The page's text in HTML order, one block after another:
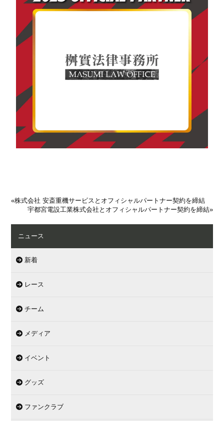
«株式会社 安斎重機サービスとオフィシャルパートナー契約を締結
宇都宮電設工業株式会社とオフィシャルパートナー契約を締結»
ニュース
新着
レース
チーム
メディア
イベント
グッズ
ファンクラブ